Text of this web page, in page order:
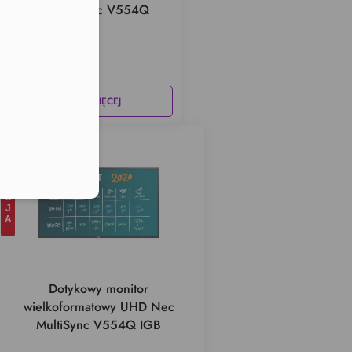
Nec MultiSync V554Q
ZOBACZ WIĘCEJ
PROMOCJA
Dotykowy monitor
wielkoformatowy UHD Nec
MultiSync V554Q IGB
w formacie E164